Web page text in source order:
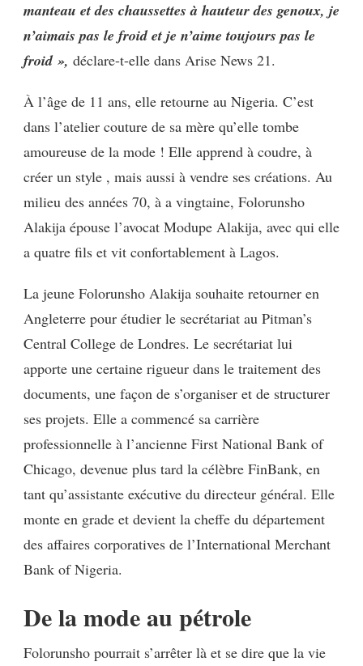
manteau et des chaussettes à hauteur des genoux, je
n’aimais pas le froid et je n’aime toujours pas le
froid », déclare-t-elle dans Arise News 21.
À l’âge de 11 ans, elle retourne au Nigeria. C’est
dans l’atelier couture de sa mère qu’elle tombe
amoureuse de la mode ! Elle apprend à coudre, à
créer un style , mais aussi à vendre ses créations. Au
milieu des années 70, à a vingtaine, Folorunsho
Alakija épouse l’avocat Modupe Alakija, avec qui elle
a quatre fils et vit confortablement à Lagos.
La jeune Folorunsho Alakija souhaite retourner en
Angleterre pour étudier le secrétariat au Pitman’s
Central College de Londres. Le secrétariat lui
apporte une certaine rigueur dans le traitement des
documents, une façon de s’organiser et de structurer
ses projets. Elle a commencé sa carrière
professionnelle à l’ancienne First National Bank of
Chicago, devenue plus tard la célèbre FinBank, en
tant qu’assistante exécutive du directeur général. Elle
monte en grade et devient la cheffe du département
des affaires corporatives de l’International Merchant
Bank of Nigeria.
De la mode au pétrole
Folorunsho pourrait s’arrêter là et se dire que la vie